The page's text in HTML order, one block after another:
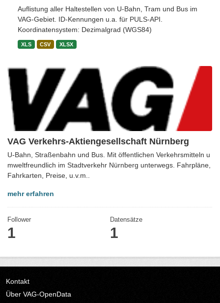
VAG Verkehrs-Aktiengesellschaft Nürnberg
U-Bahn, Straßenbahn und Bus. Mit öffentlichen Verkehrsmitteln u
mweltfreundlich im Stadtverkehr Nürnberg unterwegs. Fahrpläne,
Fahrkarten, Preise, u.v.m..
mehr erfahren
Follower
1
Datensätze
1
Auflistung aller Haltestellen von U-Bahn, Tram und Bus im
VAG-Gebiet. ID-Kennungen u.a. für PULS-API.
Koordinatensystem: Dezimalgrad (WGS84)
XLS CSV XLSX
Kontakt
Über VAG-OpenData